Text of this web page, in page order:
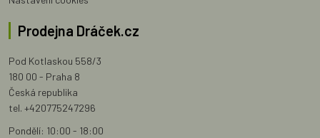
Prodejna Dráček.cz
Pod Kotlaskou 558/3
180 00 - Praha 8
Česká republika
tel. +420775247296
Pondělí: 10:00 - 18:00